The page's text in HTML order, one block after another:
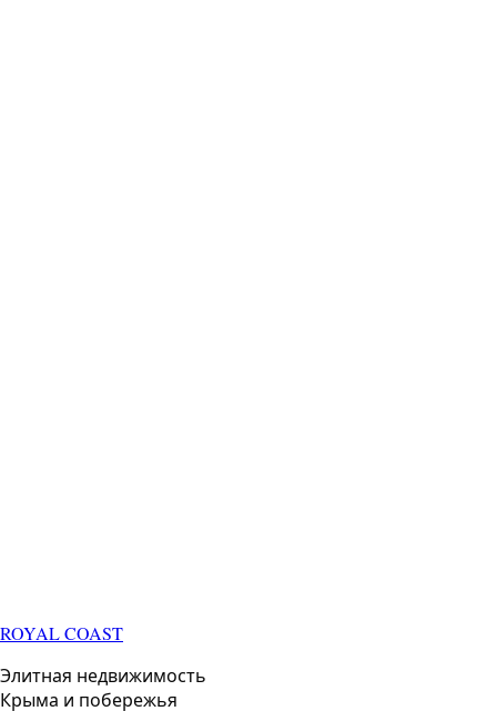
ROYAL COAST
Элитная недвижимость
Крыма и побережья